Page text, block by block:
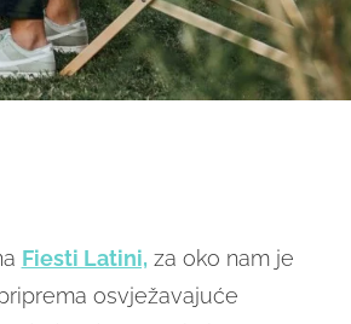
Fiesti Latini, za oko nam je
osvježavajuće